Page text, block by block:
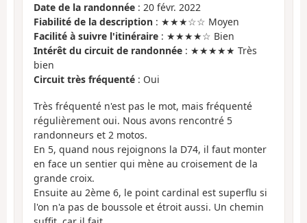
Date de la randonnée : 20 févr. 2022
Fiabilité de la description : ★★★☆☆ Moyen
Facilité à suivre l'itinéraire : ★★★★☆ Bien
Intérêt du circuit de randonnée : ★★★★★ Très
bien
Circuit très fréquenté : Oui
Très fréquenté n'est pas le mot, mais fréquenté
régulièrement oui. Nous avons rencontré 5
randonneurs et 2 motos.
En 5, quand nous rejoignons la D74, il faut monter
en face un sentier qui mène au croisement de la
grande croix.
Ensuite au 2ème 6, le point cardinal est superflu si
l'on n'a pas de boussole et étroit aussi. Un chemin